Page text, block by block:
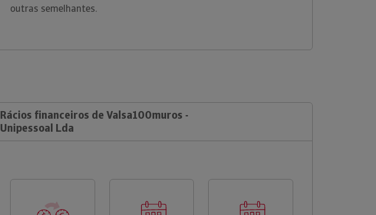
outras semelhantes.
Rácios financeiros de Valsa100muros -
Unipessoal Lda